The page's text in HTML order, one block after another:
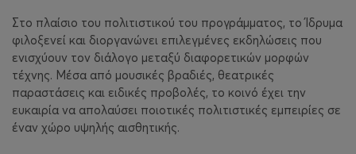
Στο πλαίσιο του πολιτιστικού του προγράμματος, το Ίδρυμα
φιλοξενεί και διοργανώνει επιλεγμένες εκδηλώσεις που
ενισχύουν τον διάλογο μεταξύ διαφορετικών μορφών
τέχνης. Μέσα από μουσικές βραδιές, θεατρικές
παραστάσεις και ειδικές προβολές, το κοινό έχει την
ευκαιρία να απολαύσει ποιοτικές πολιτιστικές εμπειρίες σε
έναν χώρο υψηλής αισθητικής.